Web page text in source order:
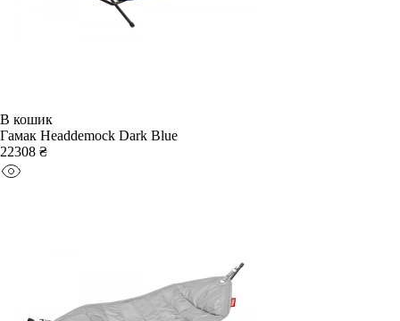
В кошик
Гамак Headdemock Dark Blue
22308 ₴